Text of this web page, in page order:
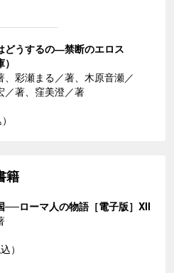
どうするの―禁断のエロス
、彩瀬まる／著、木原音瀬／
／著、窪美澄／著
籍
──ローマ人の物語［電子版］XII
）